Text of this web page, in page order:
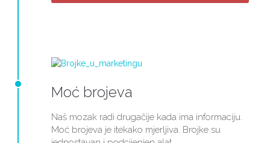
Moć brojeva
Naš mozak radi drugačije kada ima informaciju.
Moć brojeva je itekako mjerljiva. Brojke su